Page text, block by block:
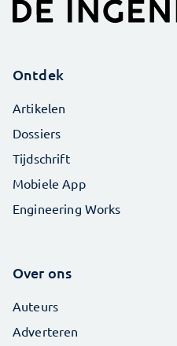
Ontdek
Artikelen
Dossiers
Tijdschrift
Mobiele App
Engineering Works
Over ons
Auteurs
Adverteren